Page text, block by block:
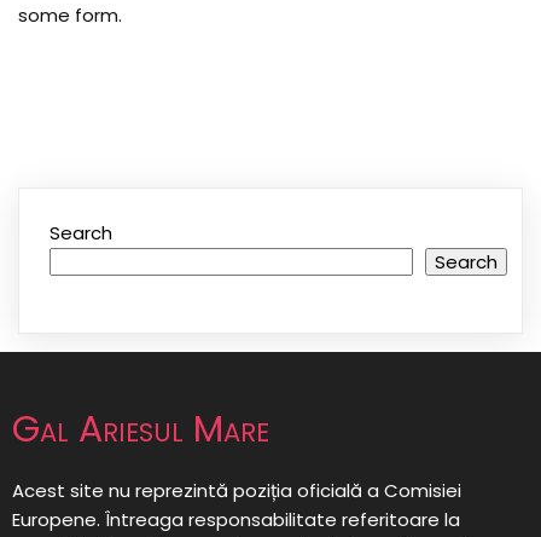
some form.
Search
Search
Gal Ariesul Mare
Acest site nu reprezintă poziția oficială a Comisiei
Europene. Întreaga responsabilitate referitoare la